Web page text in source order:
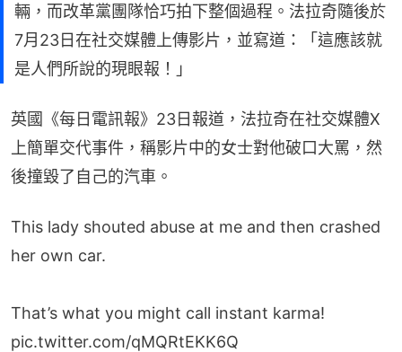
輛，而改革黨團隊恰巧拍下整個過程。法拉奇隨後於
7月23日在社交媒體上傳影片，並寫道：「這應該就
是人們所說的現眼報！」
英國《每日電訊報》23日報道，法拉奇在社交媒體X
上簡單交代事件，稱影片中的女士對他破口大罵，然
後撞毀了自己的汽車。
This lady shouted abuse at me and then crashed
her own car.
That’s what you might call instant karma!
pic.twitter.com/qMQRtEKK6Q